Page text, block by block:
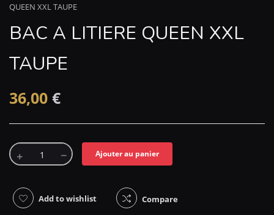
QUEEN XXL TAUPE
BAC A LITIERE QUEEN XXL
TAUPE
36,00 €
Ajouter au panier
Add to wishlist Compare